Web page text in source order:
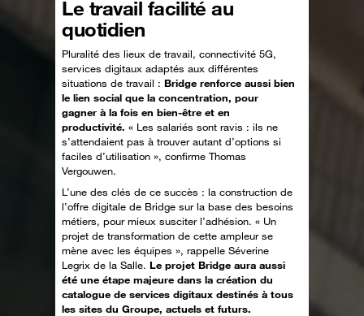
Le travail facilité au
quotidien
Pluralité des lieux de travail, connectivité 5G,
services digitaux adaptés aux différentes
situations de travail : Bridge renforce aussi bien
le lien social que la concentration, pour
gagner à la fois en bien-être et en
productivité. « Les salariés sont ravis : ils ne
s’attendaient pas à trouver autant d’options si
faciles d’utilisation », confirme Thomas
Vergouwen.
L’une des clés de ce succès : la construction de
l’offre digitale de Bridge sur la base des besoins
métiers, pour mieux susciter l’adhésion. « Un
projet de transformation de cette ampleur se
mène avec les équipes », rappelle Séverine
Legrix de la Salle. Le projet Bridge aura aussi
été une étape majeure dans la création du
catalogue de services digitaux destinés à tous
les sites du Groupe, actuels et futurs.